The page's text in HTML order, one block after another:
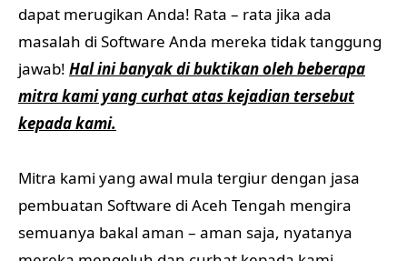
dapat merugikan Anda! Rata – rata jika ada
masalah di Software Anda mereka tidak tanggung
jawab! Hal ini banyak di buktikan oleh beberapa
mitra kami yang curhat atas kejadian tersebut
kepada kami.
Mitra kami yang awal mula tergiur dengan jasa
pembuatan Software di Aceh Tengah mengira
semuanya bakal aman – aman saja, nyatanya